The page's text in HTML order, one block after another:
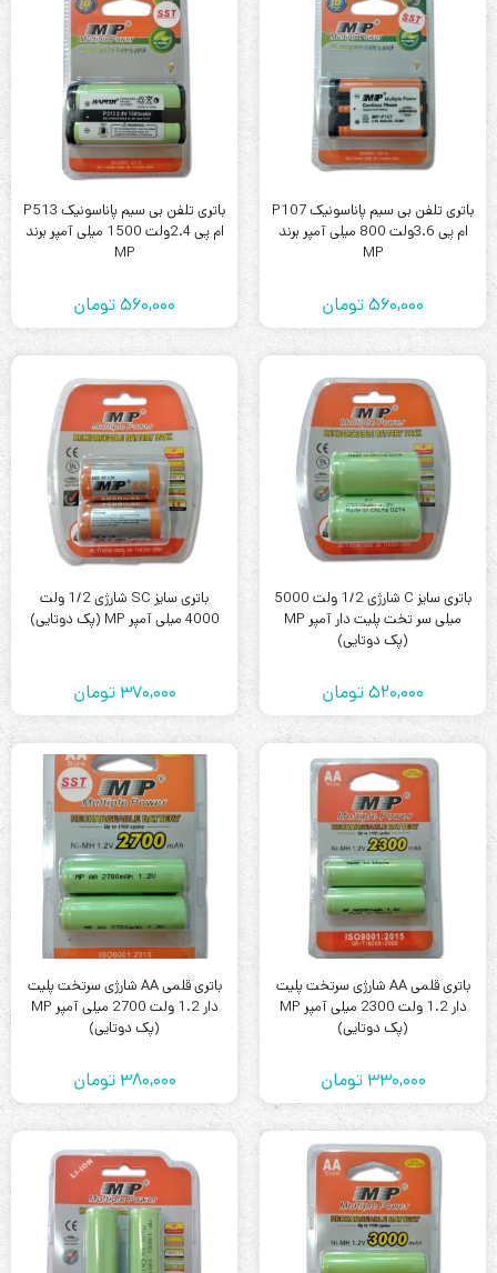
باتری تلفن بی سیم پاناسونیک P107
ام پی 3.6ولت 800 میلی آمپر برند
MP
560,000تومان
باتری تلفن بی سیم پاناسونیک P513
ام پی 2.4ولت 1500 میلی آمپر برند
MP
560,000تومان
باتری سایز C شارژی 1/2 ولت 5000
میلی سر تخت پلیت دار آمپر MP
(پک دوتایی)
520,000تومان
باتری سایز SC شارژی 1/2 ولت
4000 میلی آمپر MP (پک دوتایی)
370,000 تومان
باتری قلمی AA شارژی سرتخت پلیت
دار 1.2 ولت 2300 میلی آمپر MP
(پک دوتایی)
330,000 تومان
باتری قلمی AA شارژی سرتخت پلیت
دار 1.2 ولت 2700 میلی آمپر MP
(پک دوتایی)
380,000 تومان